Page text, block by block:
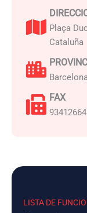
Plaça
Cataluña
FAX
LISTA DE